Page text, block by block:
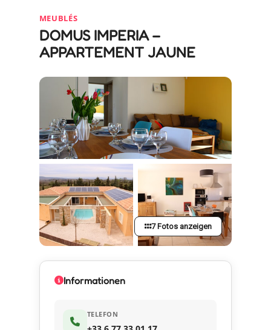
MEUBLÉS
DOMUS IMPERIA –
APPARTEMENT JAUNE
7 Fotos anzeigen
Informationen
TELEFON